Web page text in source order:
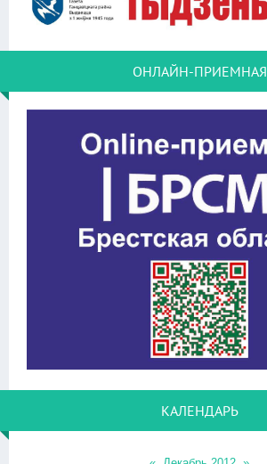
ОНЛАЙН-ПРИЕМНАЯ
КАЛЕНДАРЬ